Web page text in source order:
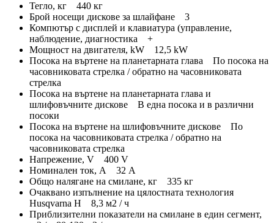
Тегло, кг 440 кг
Брой носещи дискове за шлайфане 3
Компютър с дисплей и клавиатура (управление,
наблюдение, диагностика +
Мощност на двигателя, kW 12,5 kW
Посока на въртене на планетарната глава По посока на
часовниковата стрелка / обратно на часовниковата
стрелка
Посока на въртене на планетарната глава и
шлифовъчните дискове В една посока и в различни
посоки
Посока на въртене на шлифовъчните дискове По
посока на часовниковата стрелка / обратно на
часовниковата стрелка
Напрежение, V 400 V
Номинален ток, A 32 А
Общо налягане на смилане, кг 335 кг
Очаквано изпълнение на цялостната технология
Husqvarna H 8,3 м2 / ч
Приблизителни показатели на смилане в един сегмент,